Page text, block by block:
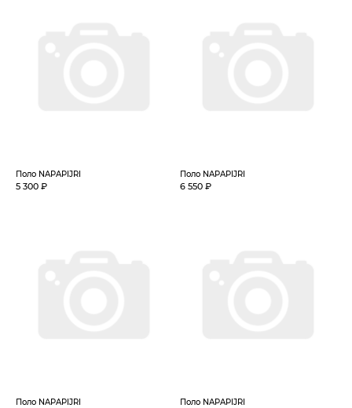
Поло NAPAPIJRI
5 300 ₽
Поло NAPAPIJRI
6 550 ₽
Поло NAPAPIJRI Поло NAPAPIJRI